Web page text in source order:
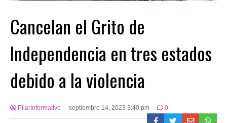
Cancelan el Grito de
Independencia en tres estados
debido a la violencia
PilarInformativo septiembre 14, 2023 3:40 pm 0